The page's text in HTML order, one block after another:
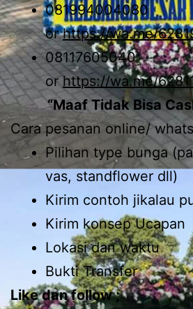
081994004080
orhttps://wa.me/
08117605040
orhttps://wa.me/
“Maaf Tidak Bisa
Cara pesanan online/
Pilihan type bunga
vas, standflower dll)
Kirim contoh jikalau
Kirim konsep Ucapan
Lokasi dan waktu
Bukti Transfer
Like dan follow ;